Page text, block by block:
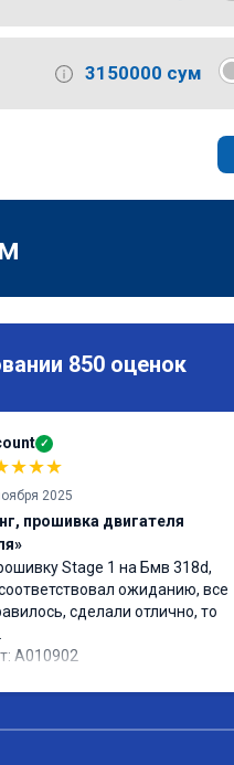
3150000 сум
850 оценок
✓
★★★
2025
прошивка двигателя
Stage 1 на Бмв 318d,
ожиданию, все
сделали отлично, то
A010902